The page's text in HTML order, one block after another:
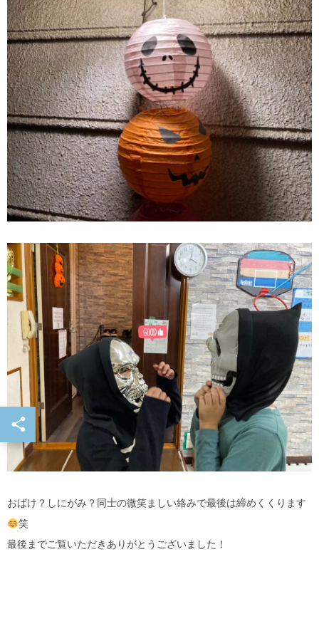
おばけ？しにがみ？同士の微笑ましい絡みで最後は締めくくります
笑
最後までご覧いただきありがとうございました！